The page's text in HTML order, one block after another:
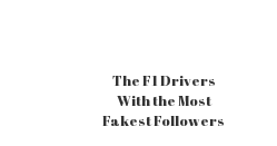
The F1 Drivers
With the Most
Fakest Followers